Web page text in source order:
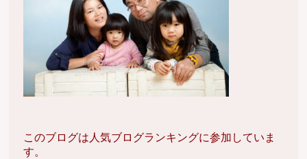
このブログは人気ブログランキングに参加していま
す。